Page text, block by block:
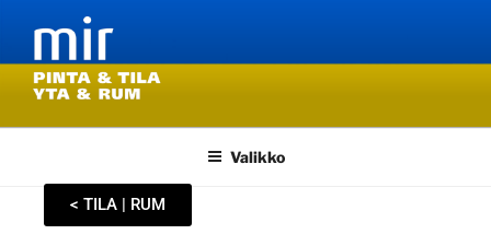
PINTA & TILA – YTA & RUM
Valikko
< TILA | RUM